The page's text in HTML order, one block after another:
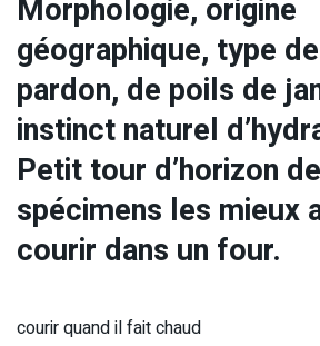
Morphologie, origine
géographique, type
pardon, de poils de
instinct naturel
Petit tour d’horizon
spécimens les mieux
courir dans un four.
courir quand il fait chaud